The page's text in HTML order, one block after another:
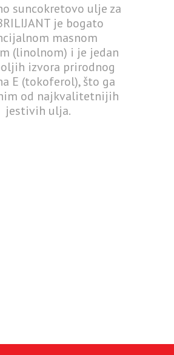
suncokretovo ulje za
je bogato
masnom
(linolnom) i je jedan
izvora prirodnog
E (tokoferol), što ga
od najkvalitetnijih
jestivih ulja.